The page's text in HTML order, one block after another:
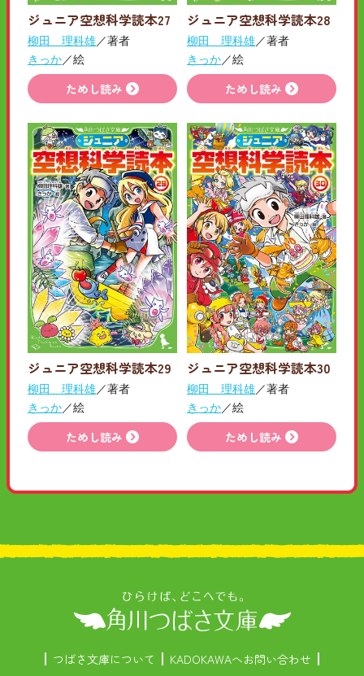
ジュニア空想科学読本27
柳田 理科雄／著者
きっか／絵
ためし読み
ジュニア空想科学読本28
柳田 理科雄／著者
きっか／絵
ためし読み
ジュニア空想科学読本29
柳田 理科雄／著者
きっか／絵
ためし読み
ジュニア空想科学読本30
柳田 理科雄／著者
きっか／絵
ためし読み
つばさ文庫について
KADOKAWAへお問い合わせ